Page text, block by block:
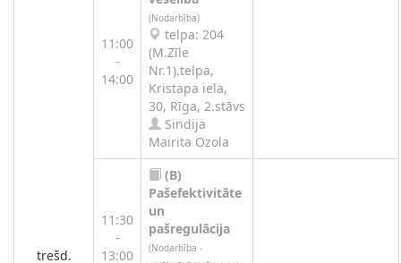
trešd.
11:00
-
14:00
(Nodarbība)
telpa: 204
(M.Zīle
Nr.1).telpa,
Kristapa iela,
30, Rīga, 2.stāvs
Sindija
Mairita Ozola
11:30
-
13:00
(B)
Pašefektivitāte
un
pašregulācija
(Nodarbība -